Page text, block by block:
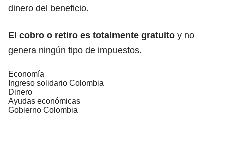
dinero del beneficio.
El cobro o retiro es totalmente gratuito y no
genera ningún tipo de impuestos.
Economía
Ingreso solidario Colombia
Dinero
Ayudas económicas
Gobierno Colombia